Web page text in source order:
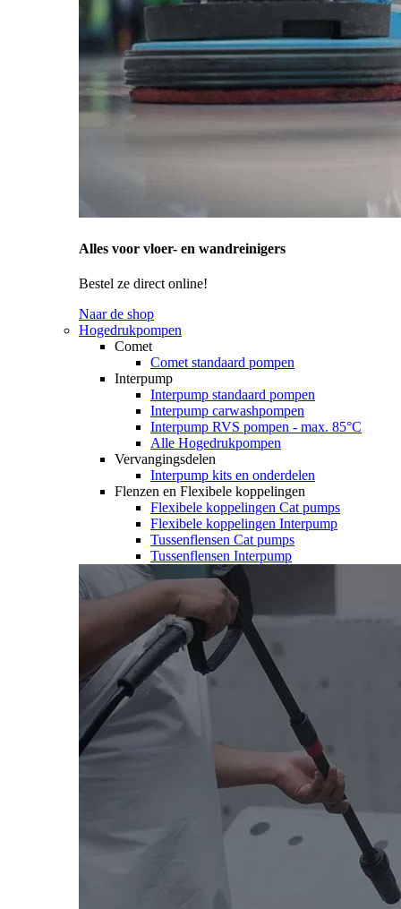
Alles voor vloer- en wandreinigers
Bestel ze direct online!
Naar de shop
Hogedrukpompen
Comet
Comet standaard pompen
Interpump
Interpump standaard pompen
Interpump carwashpompen
Interpump RVS pompen - max. 85°C
Alle Hogedrukpompen
Vervangingsdelen
Interpump kits en onderdelen
Flenzen en Flexibele koppelingen
Flexibele koppelingen Cat pumps
Flexibele koppelingen Interpump
Tussenflensen Cat pumps
Tussenflensen Interpump